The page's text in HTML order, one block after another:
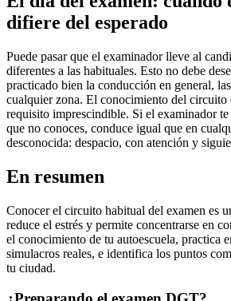
difiere del esperado
Puede pasar que el examinador lleve al
diferentes a las habituales. Esto no debe
practicado bien la conducción en general,
cualquier zona. El conocimiento del circuito
requisito imprescindible. Si el examinador
que no conoces, conduce igual que en
desconocida: despacio, con atención y
En resumen
Conocer el circuito habitual del examen es
reduce el estrés y permite concentrarse en
el conocimiento de tu autoescuela, practica
simulacros reales, e identifica los puntos
tu ciudad.